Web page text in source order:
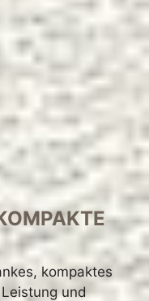
kompaktes
und